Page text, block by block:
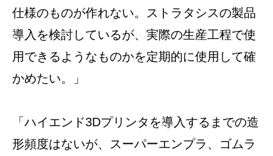
仕様のものが作れない。ストラタシスの製品
導入を検討しているが、実際の生産工程で使
用できるようなものかを定期的に使用して確
かめたい。」
「ハイエンド3Dプリンタを導入するまでの造
形頻度はないが、スーパーエンプラ、ゴムラ